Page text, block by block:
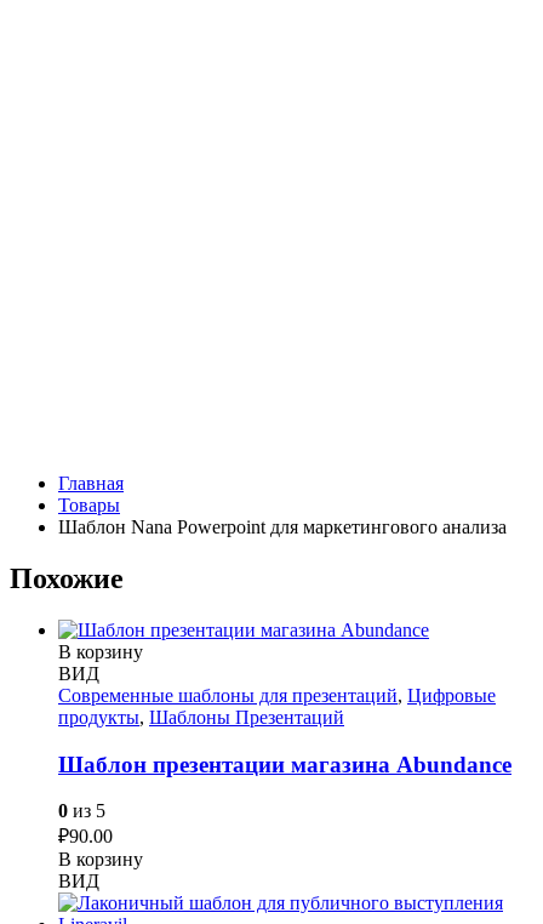
Главная
Товары
Шаблон Nana Powerpoint для маркетингового анализа
Похожие
В корзину
ВИД
Современные шаблоны для презентаций, Цифровые
продукты, Шаблоны Презентаций
Шаблон презентации магазина Abundance
0 из 5
₽90.00
В корзину
ВИД